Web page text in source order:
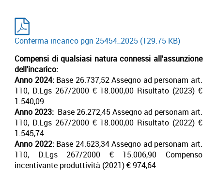
Conferma incarico pgn 25454_2025 (129.75 KB)
Compensi di qualsiasi natura connessi all'assunzione
dell'incarico:
Anno 2024: Base 26.737,52 Assegno ad personam art.
110, D.Lgs 267/2000€ 18.000,00 Risultato (2023) €
1.540,09
Anno 2023: Base 26.272,45 Assegno ad personam art.
110, D.Lgs 267/2000€ 18.000,00 Risultato (2022) €
1.545,74
Anno 2022: Base 24.623,34 Assegno ad personam art.
110, D.Lgs 267/2000 € 15.006,90 Compenso
incentivante produttività (2021) € 974,64